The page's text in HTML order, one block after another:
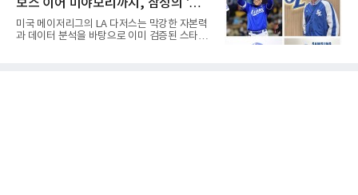
진우, 그리고 김응용 감독이다. 한국 야구의 시
대별 상징성과 업적을 고려하면 충분히 설득력
있는 이름들이다.선동열은 한국 야구가 배출한
최고의 투수로 평가받는다. 해태 시절 통산 146
보스 이어 미야모리까지, 삼성의 '스펙
만렙' 승부수
미국 메이저리그의 LA 다저스는 막강한 자본력
과 데이터 분석을 바탕으로 이미 검증된 스타들